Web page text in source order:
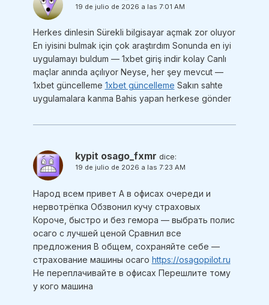
19 de julio de 2026 a las 7:01 AM
Herkes dinlesin Sürekli bilgisayar açmak zor oluyor
En iyisini bulmak için çok araştırdım Sonunda en iyi
uygulamayı buldum — 1xbet giriş indir kolay Canlı
maçlar anında açılıyor Neyse, her şey mevcut —
1xbet güncelleme 1xbet güncelleme Sakın sahte
uygulamalara kanma Bahis yapan herkese gönder
kypit osago_fxmr dice:
19 de julio de 2026 a las 7:23 AM
Народ всем привет А в офисах очереди и
нервотрёпка Обзвонил кучу страховых
Короче, быстро и без гемора — выбрать полис
осаго с лучшей ценой Сравнил все
предложения В общем, сохраняйте себе —
страхование машины осаго https://osagopilot.ru
Не переплачивайте в офисах Перешлите тому
у кого машина